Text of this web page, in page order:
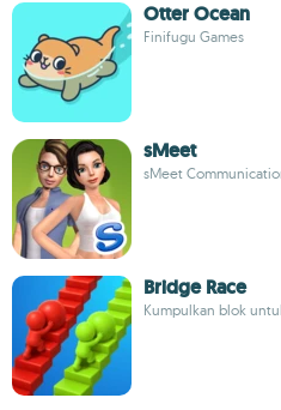
Otter Ocean
Finifugu Games
sMeet
sMeet
Bridge Race
Kumpulkan blok